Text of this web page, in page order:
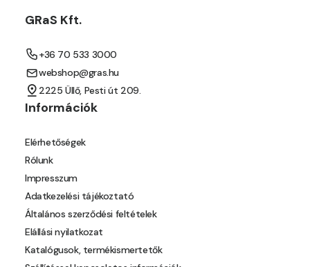
GRaS Kft.
+36 70 533 3000
webshop@gras.hu
2225 Üllő, Pesti út 209.
Információk
Elérhetőségek
Rólunk
Impresszum
Adatkezelési tájékoztató
Általános szerződési feltételek
Elállási nyilatkozat
Katalógusok, termékismertetők